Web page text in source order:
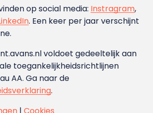
op social media: Instragram,
. Een keer per jaar verschijnt
voldoet gedeeltelijk aan
toegankelijkheidsrichtlijnen
AA. Ga naar de
.
| Cookies